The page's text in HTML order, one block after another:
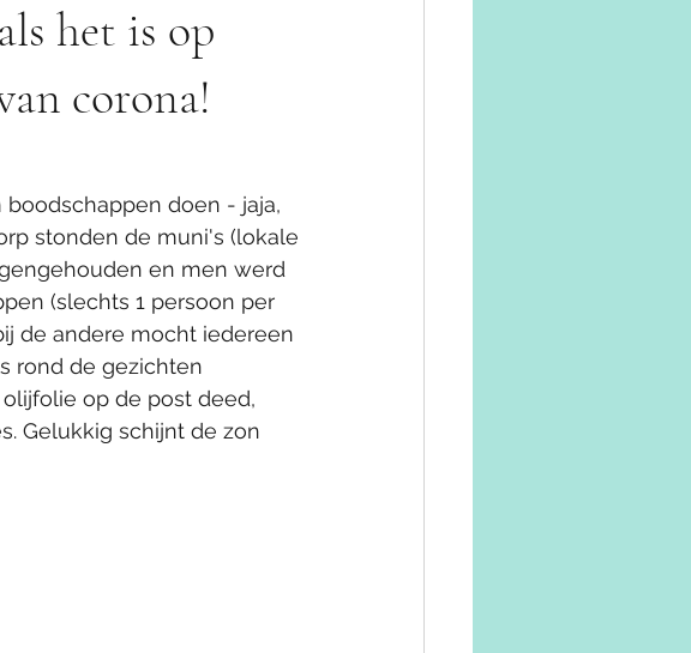
het is op
corona!
doen - jaja,
stonden de muni's (lokale
en men werd
(slechts 1 persoon per
de andere mocht iedereen
rond de gezichten
op de post deed,
Gelukkig schijnt de zon